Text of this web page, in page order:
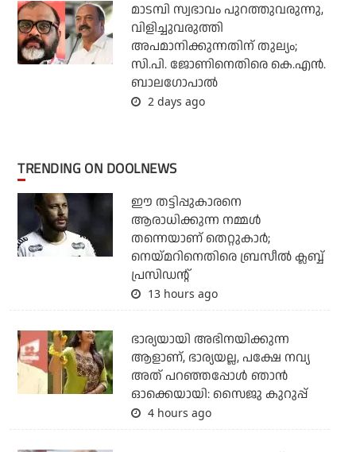
മാടമ്പി സ്വഭാവം പുറത്തുവരുന്നു,
വിളിച്ചുവരുത്തി
അപമാനിക്കുന്നതിന് തുല്യം;
സി.പി. ജോണിനെതിരെ കെ.എന്‍.
ബാലഗോപാല്‍
2 days ago
TRENDING ON DOOLNEWS
ഈ തട്ടിപ്പുകാരനെ
ആരാധിക്കുന്ന നമ്മള്‍
തന്നെയാണ് തെറ്റുകാര്‍;
നെയ്മറിനെതിരെ ബ്രസീല്‍ ക്ലബ്ബ്
പ്രസിഡന്റ്
13 hours ago
ഭാര്യയായി അഭിനയിക്കുന്ന
ആളാണ്, ഭാര്യയല്ല, പക്ഷേ നവ്യ
അത് പറഞ്ഞപ്പോള്‍ ഞാന്‍
ഓക്കെയായി: സൈജു കുറുപ്പ്
4 hours ago